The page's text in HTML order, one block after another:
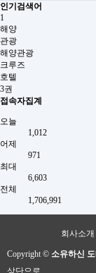
인기검색어
1
해양
관광
해양관광
크루즈
호텔
3권
접속자집계
오늘
1,012
어제
971
최대
6,603
전체
1,706,991
회사소개
Copyright © 소유하신
상단으로